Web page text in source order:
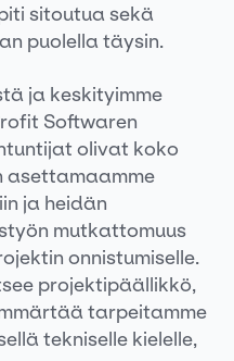
sitoutua sekä
puolella täysin.
ja keskityimme
Softwaren
olivat koko
asettamaamme
ja heidän
mutkattomuus
onnistumiselle.
projektipäällikkö,
tarpeitamme
tekniselle kielelle,